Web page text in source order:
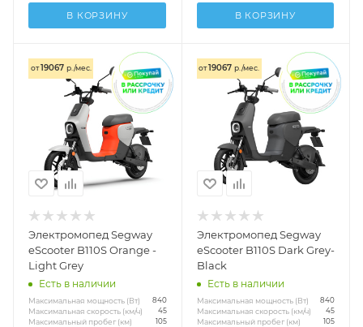
В КОРЗИНУ В КОРЗИНУ
от19067 р./мес.
Электромопед Segway
eScooter B110S Orange -
Light Grey
Есть в наличии
Максимальная мощность (Вт) 840
Максимальная скорость (км/ч) 45
Максимальный пробег (км) 105
от19067 р./мес.
Электромопед Segway
eScooter B110S Dark Grey-
Black
Есть в наличии
Максимальная мощность (Вт) 840
Максимальная скорость (км/ч) 45
Максимальный пробег (км) 105